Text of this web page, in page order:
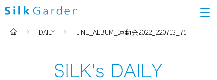
DAILY LINE_ALBUM_運動会2022_220713_75